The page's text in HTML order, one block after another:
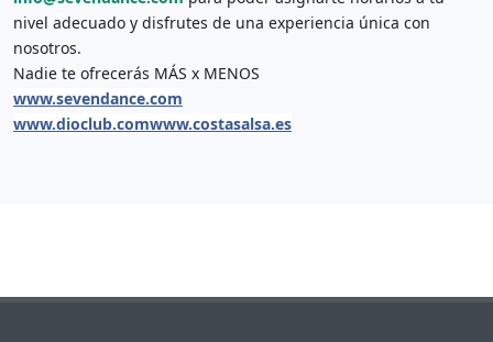
nivel adecuado y disfrutes de una experiencia única con
nosotros.
Nadie te ofrecerás MÁS x MENOS
www.sevendance.com
www.dioclub.comwww.costasalsa.es